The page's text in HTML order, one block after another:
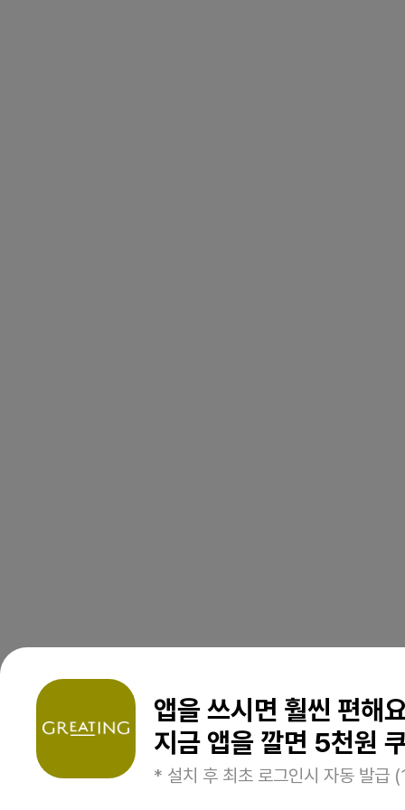
앱을 쓰시면 훨씬 편해
지금 앱을 깔면 5천원
* 설치 후 최초 로그인시 자동 발급